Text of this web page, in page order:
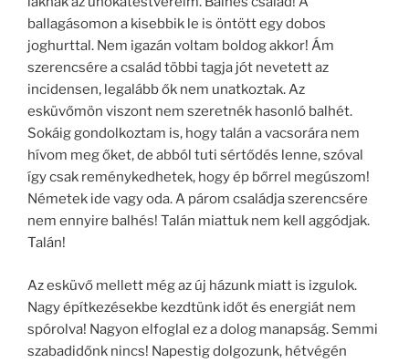
ballagásomon a kisebbik le is öntött egy dobos
joghurttal. Nem igazán voltam boldog akkor! Ám
szerencsére a család többi tagja jót nevetett az
incidensen, legalább ők nem unatkoztak. Az
esküvőmön viszont nem szeretnék hasonló balhét.
Sokáig gondolkoztam is, hogy talán a vacsorára nem
hívom meg őket, de abból tuti sértődés lenne, szóval
így csak reménykedhetek, hogy ép bőrrel megúszom!
Németek ide vagy oda. A párom családja szerencsére
nem ennyire balhés! Talán miattuk nem kell aggódjak.
Talán!
Az esküvő mellett még az új házunk miatt is izgulok.
Nagy építkezésekbe kezdtünk időt és energiát nem
spórolva! Nagyon elfoglal ez a dolog manapság. Semmi
szabadidőnk nincs! Napestig dolgozunk, hétvégén